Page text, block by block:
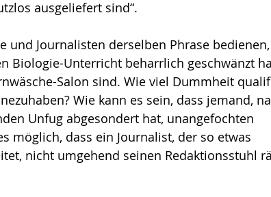
ausgeliefert sind“.
und Journalisten derselben Phrase
Biologie-Unterricht beharrlich geschwänzt
Salon sind. Wie viel Dummheit
Wie kann es sein, dass jemand,
Unfug abgesondert hat, unangefochten
möglich, dass ein Journalist, der so etwas
nicht umgehend seinen Redaktionsstuhl